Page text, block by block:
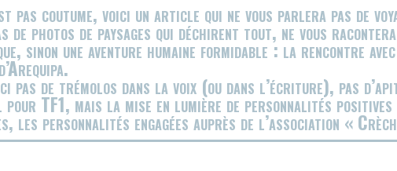
pas coutume, voici un article qui ne vous parlera pas de
de photos de paysages qui déchirent tout, ne vous racontera
sinon une aventure humaine formidable : la rencontre
de trémolos dans la voix (ou dans l’écriture), pas
pour TF1, mais la mise en lumière de personnalités
les personnalités engagées auprès de l’association «